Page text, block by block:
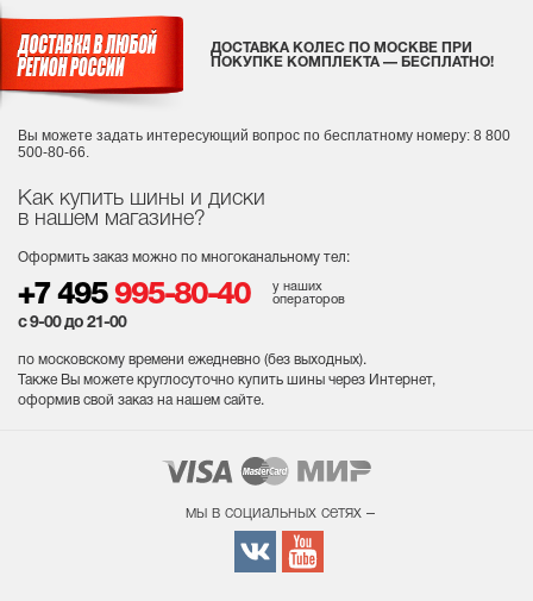
Как купить шины и диски
в нашем магазине?
Оформить заказ можно по многоканальному тел:
+7 495 995-80-40
у наших
операторов
с 9-00 до 21-00
по московскому времени ежедневно (без выходных).
Также Вы можете круглосуточно купить шины через Интернет,
оформив свой заказ на нашем сайте.
ДОСТАВКА КОЛЕС ПО МОСКВЕ ПРИ
ПОКУПКЕ КОМПЛЕКТА — БЕСПЛАТНО!
Вы можете задать интересующий вопрос по бесплатному номеру: 8 800
500-80-66.
мы в социальных сетях –